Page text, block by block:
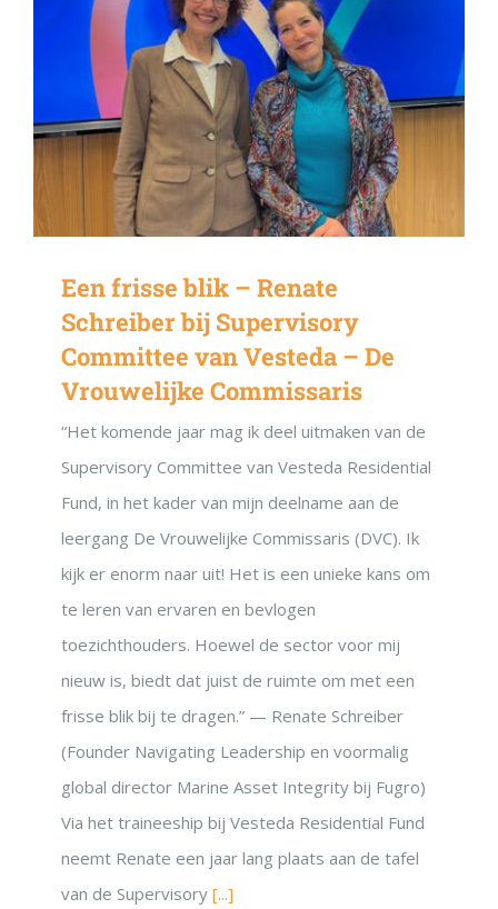
Een frisse blik – Renate
Schreiber bij Supervisory
Committee van Vesteda – De
Vrouwelijke Commissaris
“Het komende jaar mag ik deel uitmaken van de
Supervisory Committee van Vesteda Residential
Fund, in het kader van mijn deelname aan de
leergang De Vrouwelijke Commissaris (DVC). Ik
kijk er enorm naar uit! Het is een unieke kans om
te leren van ervaren en bevlogen
toezichthouders. Hoewel de sector voor mij
nieuw is, biedt dat juist de ruimte om met een
frisse blik bij te dragen.” — Renate Schreiber
(Founder Navigating Leadership en voormalig
global director Marine Asset Integrity bij Fugro)
Via het traineeship bij Vesteda Residential Fund
neemt Renate een jaar lang plaats aan de tafel
van de Supervisory [...]